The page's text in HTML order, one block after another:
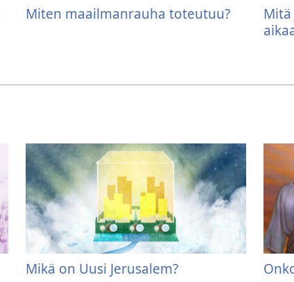
Miten maailmanrauha toteutuu?
Mikä on Uusi Jerusalem?